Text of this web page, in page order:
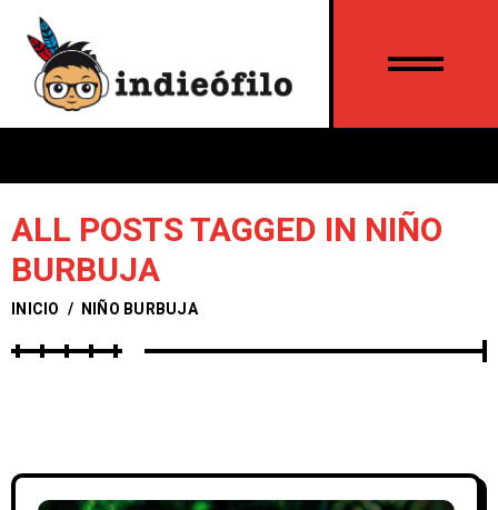
ALL POSTS TAGGED IN NIÑO
BURBUJA
INICIO / NIÑO BURBUJA